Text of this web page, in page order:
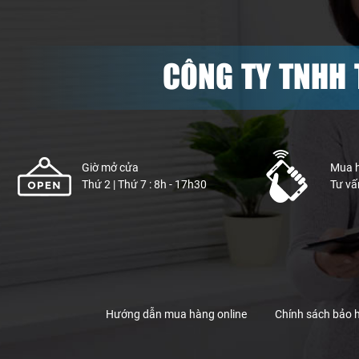
CÔNG TY
Giờ mở cửa
Thứ 2 | Thứ 7 : 8h - 17h30
Mua
Tư
Hướng dẫn mua hàng online Chính sách bảo